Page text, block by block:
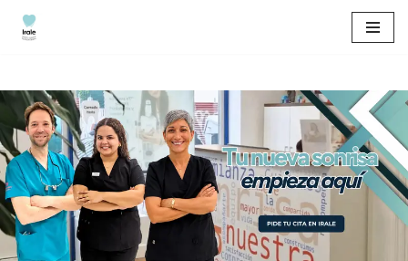
contenido